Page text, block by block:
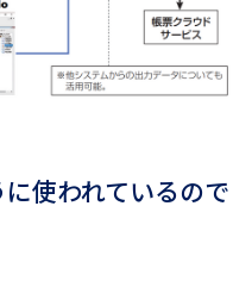
使われているので